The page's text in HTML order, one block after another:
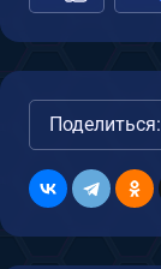
Поделиться: